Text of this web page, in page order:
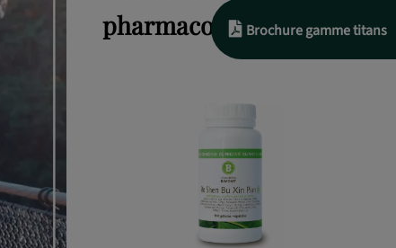
pharmacopée chinoise
Brochure gamme titans